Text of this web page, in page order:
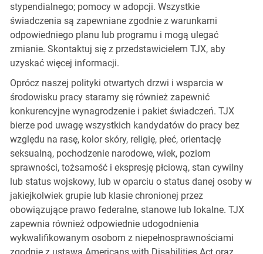
stypendialnego; pomocy w adopcji. Wszystkie
świadczenia są zapewniane zgodnie z warunkami
odpowiedniego planu lub programu i mogą ulegać
zmianie. Skontaktuj się z przedstawicielem TJX, aby
uzyskać więcej informacji.
Oprócz naszej polityki otwartych drzwi i wsparcia w
środowisku pracy staramy się również zapewnić
konkurencyjne wynagrodzenie i pakiet świadczeń. TJX
bierze pod uwagę wszystkich kandydatów do pracy bez
względu na rasę, kolor skóry, religię, płeć, orientację
seksualną, pochodzenie narodowe, wiek, poziom
sprawności, tożsamość i ekspresję płciową, stan cywilny
lub status wojskowy, lub w oparciu o status danej osoby w
jakiejkolwiek grupie lub klasie chronionej przez
obowiązujące prawo federalne, stanowe lub lokalne. TJX
zapewnia również odpowiednie udogodnienia
wykwalifikowanym osobom z niepełnosprawnościami
zgodnie z ustawą Americans with Disabilities Act oraz